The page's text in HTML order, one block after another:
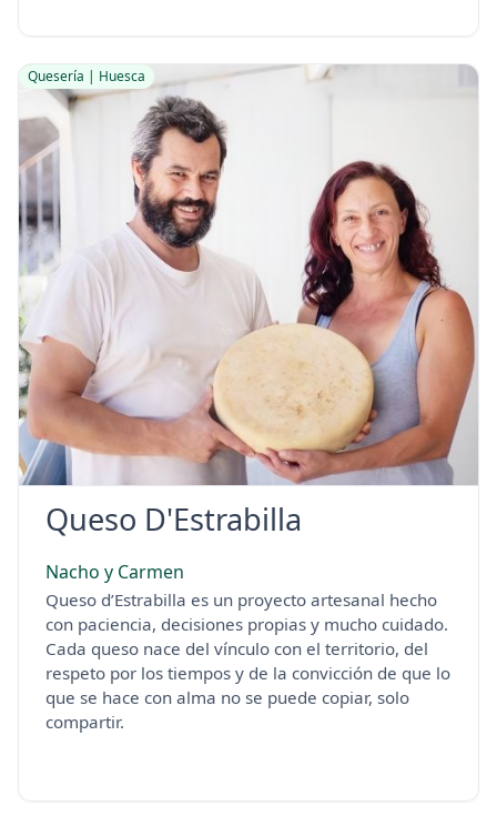
Quesería | Huesca
Queso D'Estrabilla
Nacho y Carmen
Queso d’Estrabilla es un proyecto artesanal hecho
con paciencia, decisiones propias y mucho cuidado.
Cada queso nace del vínculo con el territorio, del
respeto por los tiempos y de la convicción de que lo
que se hace con alma no se puede copiar, solo
compartir.